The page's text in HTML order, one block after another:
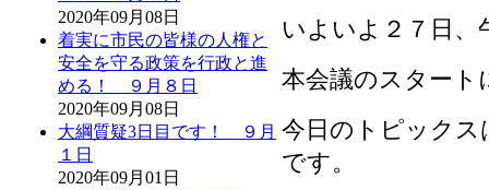
2020年09月08日
着実に市民の皆様の人権と
安全を守る政策を行政と進
める！ ９月８日
2020年09月08日
大綱質疑3日目です！ ９月
１日
2020年09月01日
いよいよ２７日、
本会議のスタート
今日のトピックス
です。